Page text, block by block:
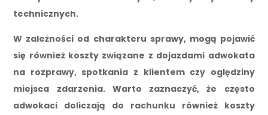
technicznych.
W zależności od charakteru sprawy, mogą pojawić
się również koszty związane z dojazdami adwokata
na rozprawy, spotkania z klientem czy oględziny
miejsca zdarzenia. Warto zaznaczyć, że często
adwokaci doliczają do rachunku również koszty